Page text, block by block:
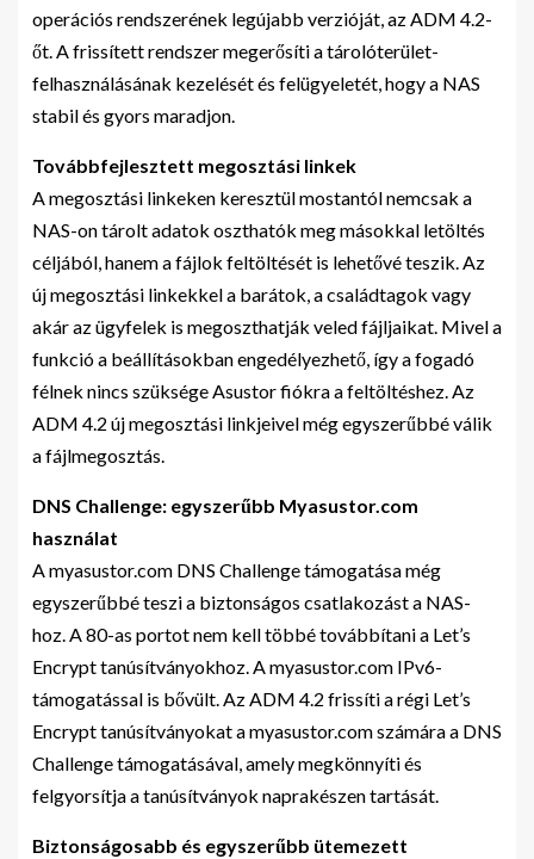
operációs rendszerének legújabb verzióját, az ADM 4.2-
őt. A frissített rendszer megerősíti a tárolóterület-
felhasználásának kezelését és felügyeletét, hogy a NAS
stabil és gyors maradjon.
Továbbfejlesztett megosztási linkek
A megosztási linkeken keresztül mostantól nemcsak a
NAS-on tárolt adatok oszthatók meg másokkal letöltés
céljából, hanem a fájlok feltöltését is lehetővé teszik. Az
új megosztási linkekkel a barátok, a családtagok vagy
akár az ügyfelek is megoszthatják veled fájljaikat. Mivel a
funkció a beállításokban engedélyezhető, így a fogadó
félnek nincs szüksége Asustor fiókra a feltöltéshez. Az
ADM 4.2 új megosztási linkjeivel még egyszerűbbé válik
a fájlmegosztás.
DNS Challenge: egyszerűbb Myasustor.com
használat
A myasustor.com DNS Challenge támogatása még
egyszerűbbé teszi a biztonságos csatlakozást a NAS-
hoz. A 80-as portot nem kell többé továbbítani a Let’s
Encrypt tanúsítványokhoz. A myasustor.com IPv6-
támogatással is bővült. Az ADM 4.2 frissíti a régi Let’s
Encrypt tanúsítványokat a myasustor.com számára a DNS
Challenge támogatásával, amely megkönnyíti és
felgyorsítja a tanúsítványok naprakészen tartását.
Biztonságosabb és egyszerűbb ütemezett